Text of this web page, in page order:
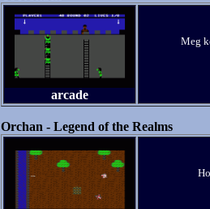
arcade
Meg
Orchan - Legend of the Realms